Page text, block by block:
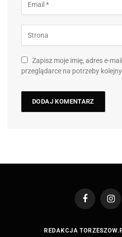
Zapisz moje imię, adres e-
przeglądarce na potrzeby
Facebook
REDAKCJA